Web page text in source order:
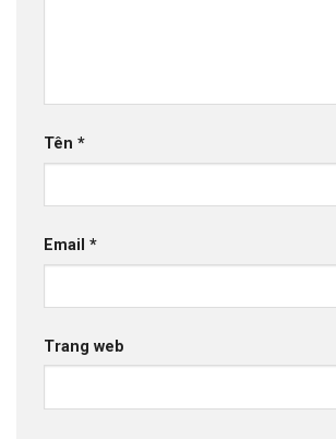
Tên *
Email *
Trang web